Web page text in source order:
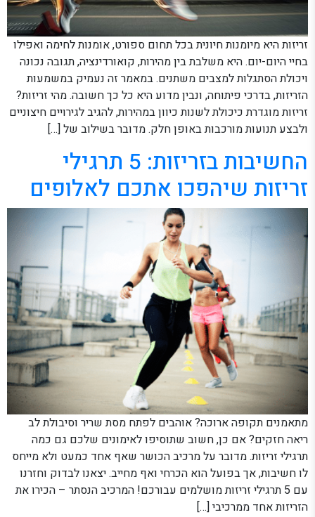
זריזות היא מיומנות חיונית בכל תחום ספורט, אומנות לחימה ואפילו
בחיי היום-יום. היא משלבת בין מהירות, קואורדינציה, תגובה נכונה
ויכולת הסתגלות למצבים משתנים. במאמר זה נעמיק במשמעות
הזריזות, בדרכי פיתוחה, ונבין מדוע היא כל כך חשובה. מהי זריזות?
זריזות מוגדרת כיכולת לשנות כיוון במהירות, להגיב לגירויים חיצוניים
ולבצע תנועות מורכבות באופן חלק. מדובר בשילוב של […]
החשיבות בזריזות: 5 תרגילי
זריזות שיהפכו אתכם לאלופים
מתאמנים תקופה ארוכה? אוהבים לפתח מסת שריר וסיבולת לב
ריאה חזקים? אם כן, חשוב שתוסיפו לאימונים שלכם גם כמה
תרגילי זריזות. מדובר על מרכיב הכושר שאף אחד כמעט ולא מייחס
לו חשיבות, אך בפועל הוא הכרחי ואף מחייב. יצאנו לבדוק וחזרנו
עם 5 תרגילי זריזות מושלמים עבורכם! המרכיב הנסתר – הכירו את
הזריזות אחד ממרכיבי […]